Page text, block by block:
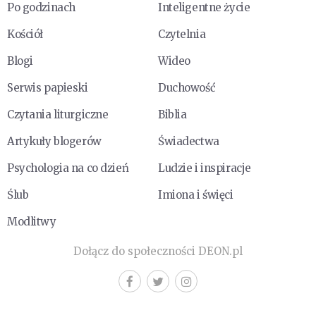
Po godzinach
Inteligentne życie
Kościół
Czytelnia
Blogi
Wideo
Serwis papieski
Duchowość
Czytania liturgiczne
Biblia
Artykuły blogerów
Świadectwa
Psychologia na co dzień
Ludzie i inspiracje
Ślub
Imiona i święci
Modlitwy
Dołącz do społeczności DEON.pl